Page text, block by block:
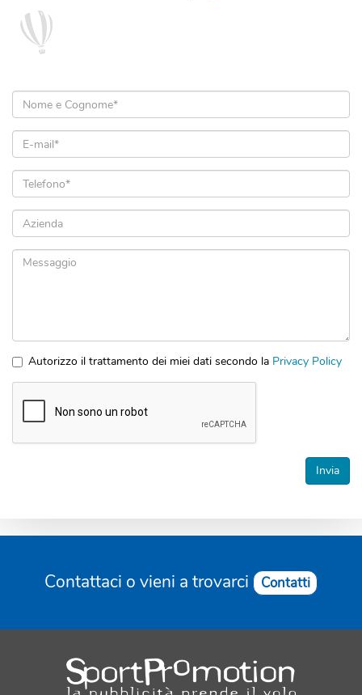
Cognome
*
*
Autorizzo il trattamento dei miei dati secondo la Privacy Policy
Invia
Contattaci o vieni a trovarci Contatti